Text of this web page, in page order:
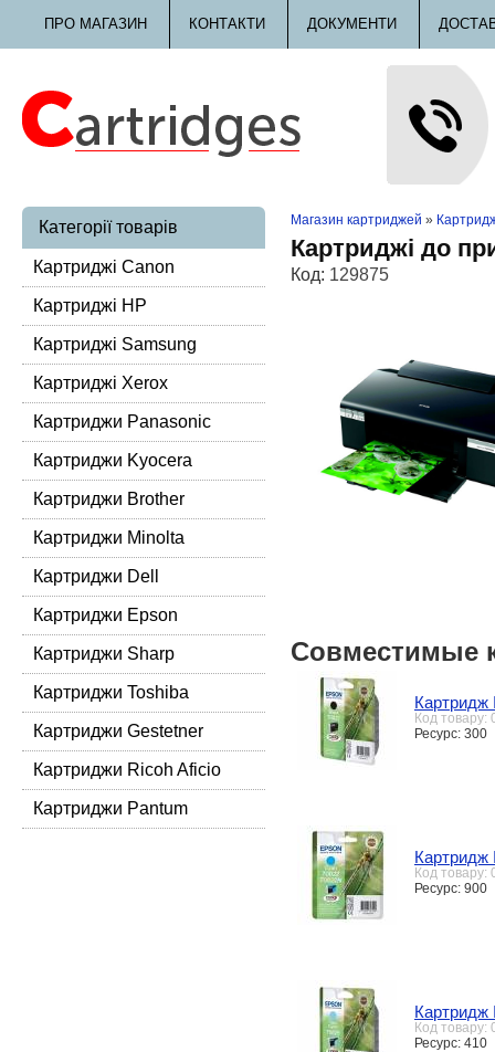
ПРО МАГАЗИН КОНТАКТИ ДОКУМЕНТИ
Категорії товарів
Картриджі Canon
Картриджі HP
Картриджі Samsung
Картриджі Xerox
Картриджи Panasonic
Картриджи Kyocera
Картриджи Brother
Картриджи Minolta
Картриджи Dell
Картриджи Epson
Картриджи Sharp
Картриджи Toshiba
Картриджи Gestetner
Картриджи Ricoh Aficio
Картриджи Pantum
Магазин картриджей »
Картриджі до
Код: 129875
Совместимые
Картридж
Код товару:
Ресурс: 300
Картридж
Код товару:
Ресурс: 900
Картридж
Код товару:
Ресурс: 410